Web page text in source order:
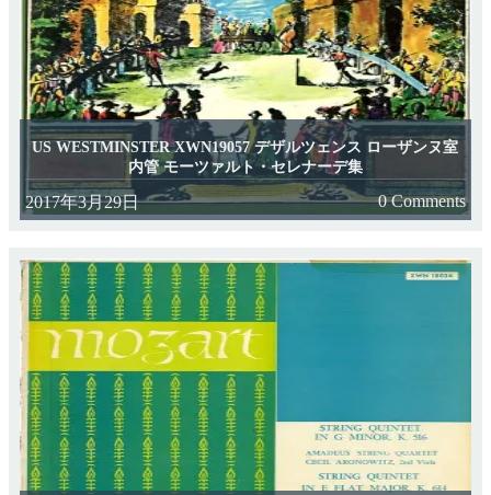
US WESTMINSTER XWN19057 デザルツェンス ローザンヌ室
内管 モーツァルト・セレナーデ集
2017年3月29日 0 Comments